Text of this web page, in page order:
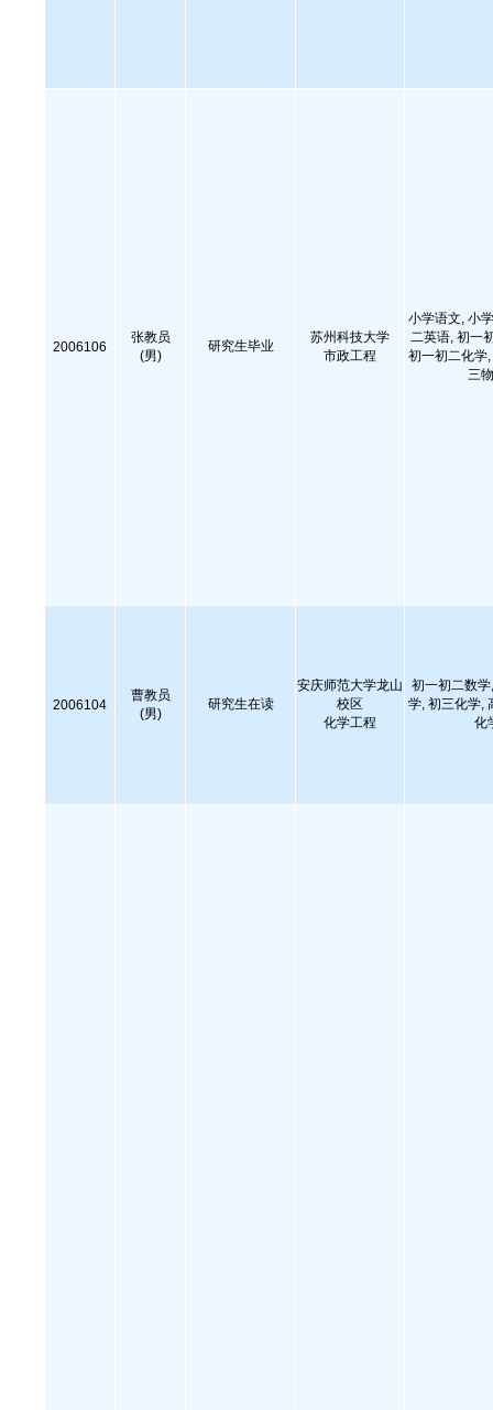
2006106
张教员
(男)
研究生毕业
苏州科技大学
市政工程
小学语文, 小
二英语, 初一
初一初二化学
三
2006104
曹教员
(男)
研究生在读
安庆师范大学龙山
校区
化学工程
初一初二数
学, 初三化学,
化